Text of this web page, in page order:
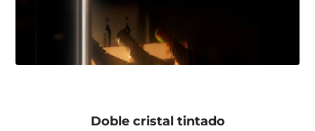
Doble cristal tintado